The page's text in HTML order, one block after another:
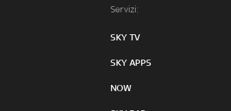
Servizi:
SKY TV
SKY APPS
NOW